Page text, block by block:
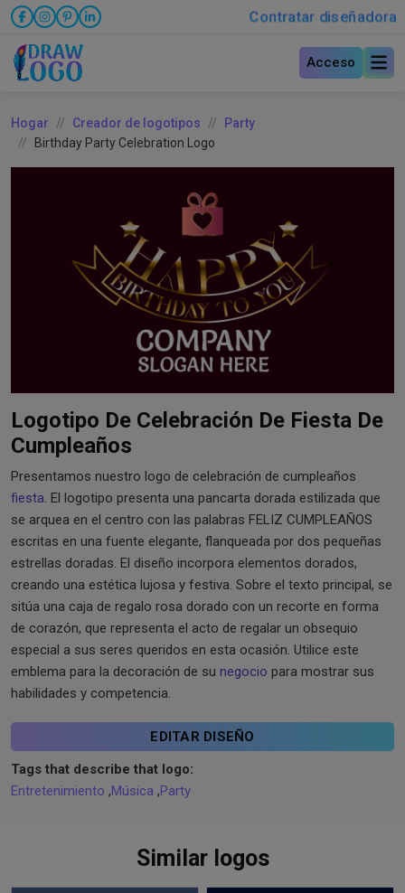
Contratar diseñadora
Acceso
Hogar Creador de logotipos
Party
Birthday Party Celebration Logo
Logotipo De Celebración De Fiesta De
Cumpleaños
Presentamos nuestro logo de celebración de cumpleaños
fiesta. El logotipo presenta una pancarta dorada estilizada que
se arquea en el centro con las palabras FELIZ CUMPLEAÑOS
escritas en una fuente elegante, flanqueada por dos pequeñas
estrellas doradas. El diseño incorpora elementos dorados,
creando una estética lujosa y festiva. Sobre el texto principal, se
sitúa una caja de regalo rosa dorado con un recorte en forma
de corazón, que representa el acto de regalar un obsequio
especial a sus seres queridos en esta ocasión. Utilice este
emblema para la decoración de su negocio para mostrar sus
habilidades y competencia.
EDITAR DISEÑO
Tags that describe that logo:
Entretenimiento ,Música ,Party
Similar logos